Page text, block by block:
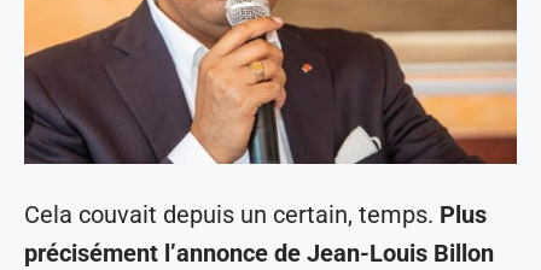
Cela couvait depuis un certain, temps. Plus
précisément l’annonce de Jean-Louis Billon